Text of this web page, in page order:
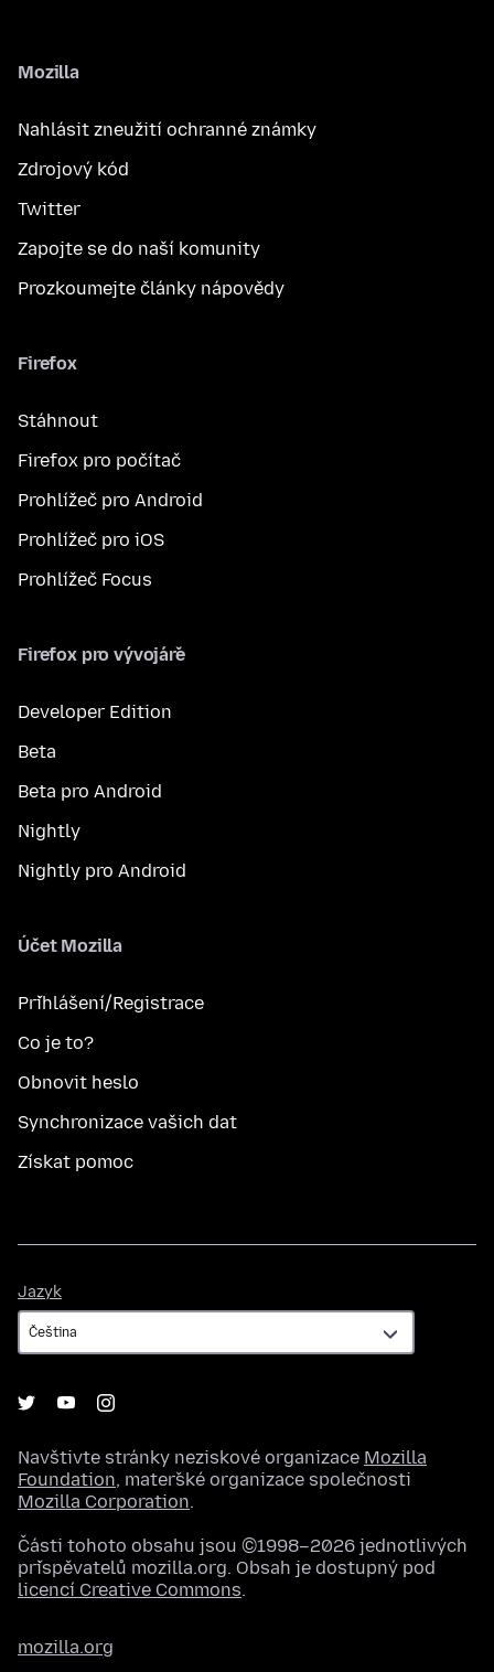
Mozilla
Nahlásit zneužití ochranné známky
Zdrojový kód
Twitter
Zapojte se do naší komunity
Prozkoumejte články nápovědy
Firefox
Stáhnout
Firefox pro počítač
Prohlížeč pro Android
Prohlížeč pro iOS
Prohlížeč Focus
Firefox pro vývojáře
Developer Edition
Beta
Beta pro Android
Nightly
Nightly pro Android
Účet Mozilla
Přihlášení/Registrace
Co je to?
Obnovit heslo
Synchronizace vašich dat
Získat pomoc
Jazyk
Navštivte stránky neziskové organizace Mozilla
Foundation, mateřské organizace společnosti
Mozilla Corporation.
Části tohoto obsahu jsou ©1998–2026 jednotlivých
přispěvatelů mozilla.org. Obsah je dostupný pod
licencí Creative Commons.
mozilla.org